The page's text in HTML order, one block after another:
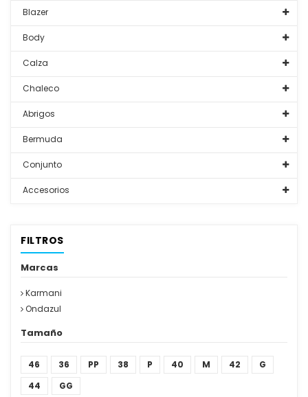
Blazer
Body
Calza
Chaleco
Abrigos
Bermuda
Conjunto
Accesorios
FILTROS
Marcas
Karmani
Ondazul
Tamaño
46 36 PP 38 P 40 M 42
G
44
GG